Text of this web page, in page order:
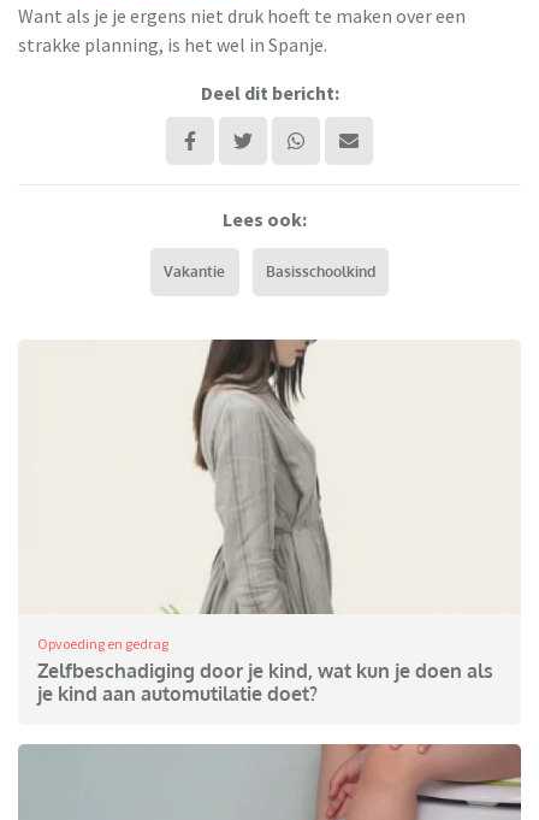
Want als je je ergens niet druk hoeft te maken over een
strakke planning, is het wel in Spanje.
Deel dit bericht:
Lees ook:
Vakantie Basisschoolkind
Opvoeding en gedrag
Zelfbeschadiging door je kind, wat kun je doen als
je kind aan automutilatie doet?